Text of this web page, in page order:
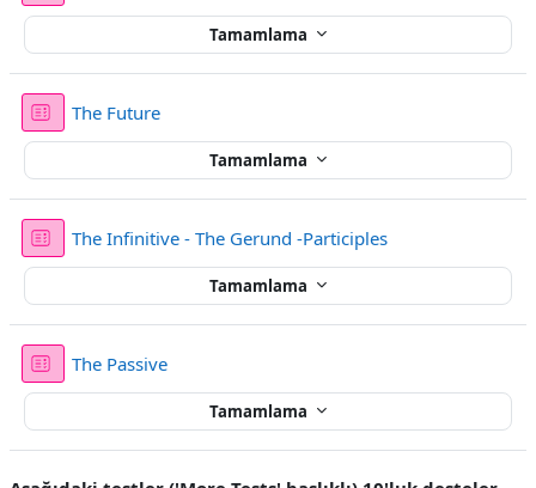
Tamamlama
The FutureSınav
Tamamlama
The Infinitive - The Gerund -ParticiplesSınav
Tamamlama
The PassiveSınav
Tamamlama